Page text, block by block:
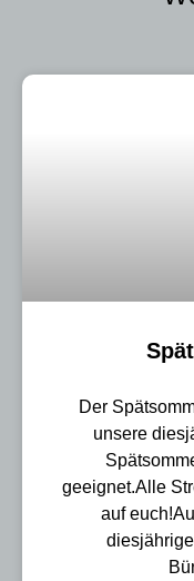
Der
unsere
geeignet.Alle
auf